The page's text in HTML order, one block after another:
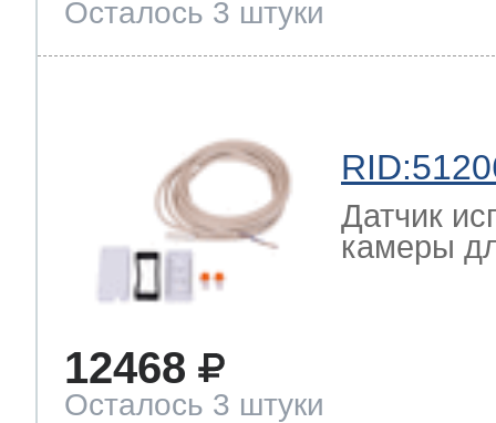
Осталось 3 штуки
Датчик
камеры
12468
Осталось 3 штуки